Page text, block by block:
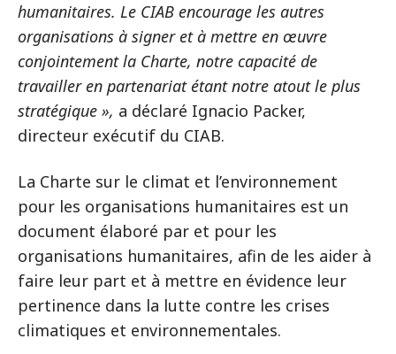
humanitaires. Le CIAB encourage les autres
organisations à signer et à mettre en œuvre
conjointement la Charte, notre capacité de
travailler en partenariat étant notre atout le plus
stratégique », a déclaré Ignacio Packer,
directeur exécutif du CIAB.
La Charte sur le climat et l’environnement
pour les organisations humanitaires est un
document élaboré par et pour les
organisations humanitaires, afin de les aider à
faire leur part et à mettre en évidence leur
pertinence dans la lutte contre les crises
climatiques et environnementales.